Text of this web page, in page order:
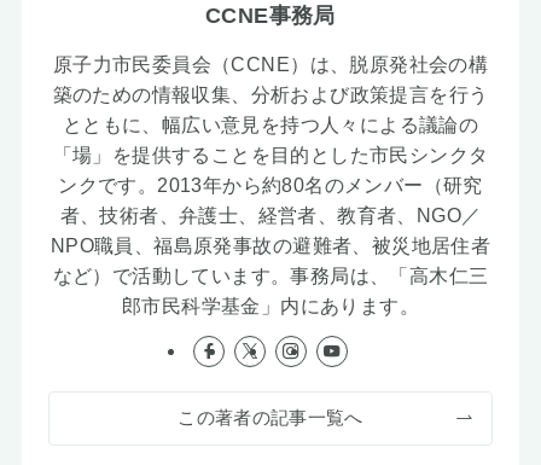
CCNE事務局
原子力市民委員会（CCNE）は、脱原発社会の構
築のための情報収集、分析および政策提言を行う
とともに、幅広い意見を持つ人々による議論の
「場」を提供することを目的とした市民シンクタ
ンクです。2013年から約80名のメンバー（研究
者、技術者、弁護士、経営者、教育者、NGO／
NPO職員、福島原発事故の避難者、被災地居住者
など）で活動しています。事務局は、「高木仁三
郎市民科学基金」内にあります。
この著者の記事一覧へ